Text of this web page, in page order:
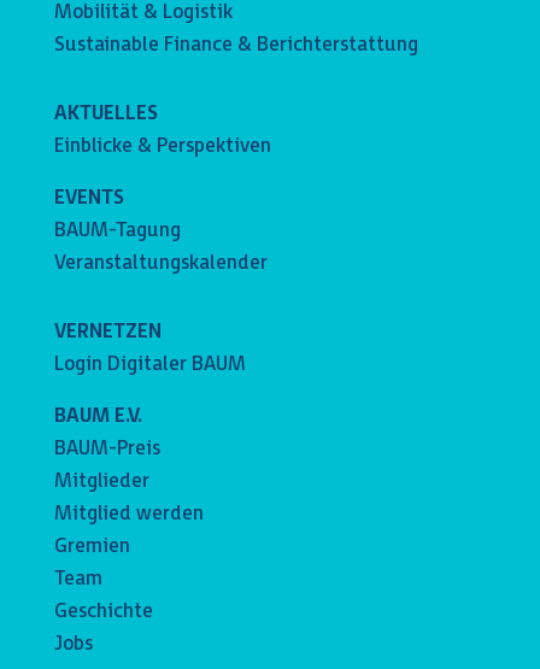
Mobilität & Logistik
Sustainable Finance & Berichterstattung
AKTUELLES
Einblicke & Perspektiven
EVENTS
BAUM-Tagung
Veranstaltungskalender
VERNETZEN
Login Digitaler BAUM
BAUM E.V.
BAUM-Preis
Mitglieder
Mitglied werden
Gremien
Team
Geschichte
Jobs